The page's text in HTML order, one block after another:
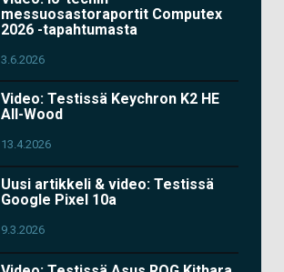
messuosastoraportit Computex
2026 -tapahtumasta
3.6.2026
Video: Testissä Keychron K2 HE
All-Wood
13.4.2026
Uusi artikkeli & video: Testissä
Google Pixel 10a
9.3.2026